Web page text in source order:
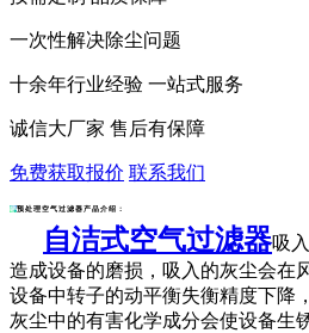
一次性解决除尘问题
十余年行业经验 一站式服务
诚信大厂家 售后有保障
免费获取报价 联系我们
预处理空气过滤器产品介绍：
自洁式空气过滤器吸
造成设备的磨损，吸入的灰尘会在
设备中转子的动平衡失衡精度下降
灰尘中的有害化学成分会使设备生